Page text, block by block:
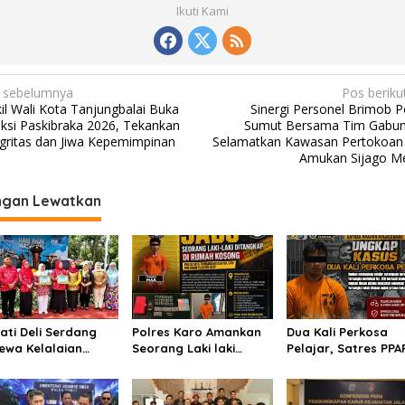
Ikuti Kami
sebelumnya
Wali Kota Tanjungbalai Buka
Paskibraka 2026, Tekankan
dan Jiwa Kepemimpinan
Pos
Sinergi Personel Brimob
Sumut Bersama Tim
Selamatkan Kawasan
Amukan Sijago
Lewatkan
Deli Serdang
Kelalaian
Kewibawaan
Deli Serdang.
Polres Karo Amankan
Seorang Laki laki
Narkoba dan Barang
Bukti 2,38 Gram Sabu
Dua Kali Perkosa
Pelajar, Satres
Pemuda